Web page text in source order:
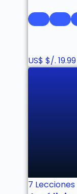
US$ $/.
7 Lecciones